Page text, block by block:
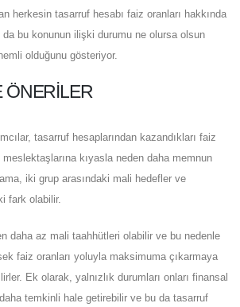
herkesin tasarruf hesabı faiz oranları hakkında
bu konunun ilişki durumu ne olursa olsun
olduğunu gösteriyor.
ÖNERILER
tasarruf hesaplarından kazandıkları faiz
kıyasla neden daha memnun
iki grup arasındaki mali hedefler ve
fark olabilir.
daha az mali taahhütleri olabilir ve bu nedenle
faiz oranları yoluyla maksimuma çıkarmaya
Ek olarak, yalnızlık durumları onları finansal
temkinli hale getirebilir ve bu da tasarruf